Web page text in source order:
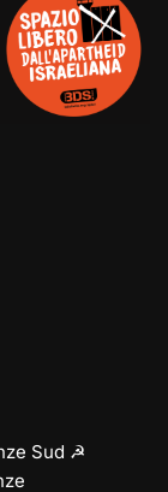
Sud ☭